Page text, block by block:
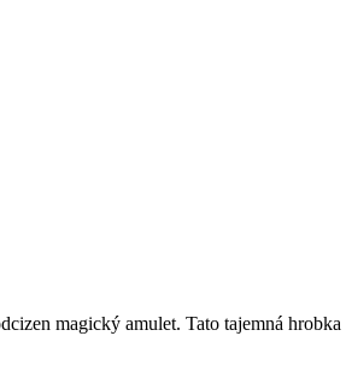
magický amulet. Tato tajemná